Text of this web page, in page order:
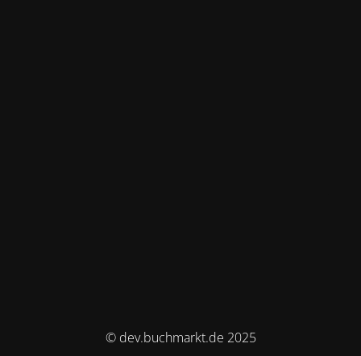
© dev.buchmarkt.de 2025